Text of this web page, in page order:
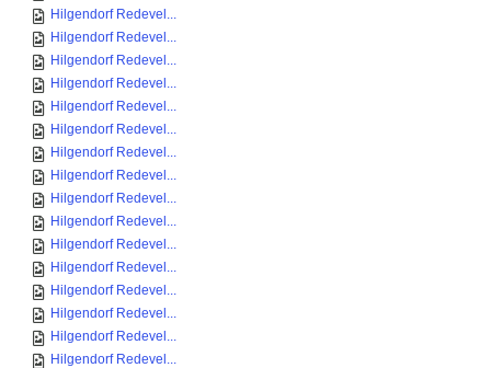
Hilgendorf Redevel...
Hilgendorf Redevel...
Hilgendorf Redevel...
Hilgendorf Redevel...
Hilgendorf Redevel...
Hilgendorf Redevel...
Hilgendorf Redevel...
Hilgendorf Redevel...
Hilgendorf Redevel...
Hilgendorf Redevel...
Hilgendorf Redevel...
Hilgendorf Redevel...
Hilgendorf Redevel...
Hilgendorf Redevel...
Hilgendorf Redevel...
Hilgendorf Redevel...